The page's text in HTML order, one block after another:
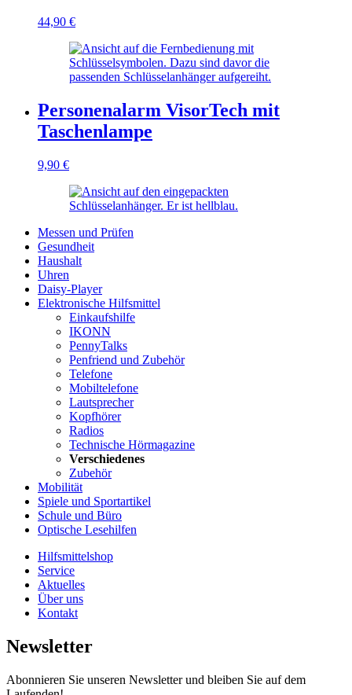
44,90 €
Personenalarm VisorTech mit
Taschenlampe
9,90 €
Messen und Prüfen
Gesundheit
Haushalt
Uhren
Daisy-Player
Elektronische Hilfsmittel
Einkaufshilfe
IKONN
PennyTalks
Penfriend und Zubehör
Telefone
Mobiltelefone
Lautsprecher
Kopfhörer
Radios
Technische Hörmagazine
Verschiedenes
Zubehör
Mobilität
Spiele und Sportartikel
Schule und Büro
Optische Lesehilfen
Hilfsmittelshop
Service
Aktuelles
Über uns
Kontakt
Newsletter
Abonnieren Sie unseren Newsletter und bleiben Sie auf dem